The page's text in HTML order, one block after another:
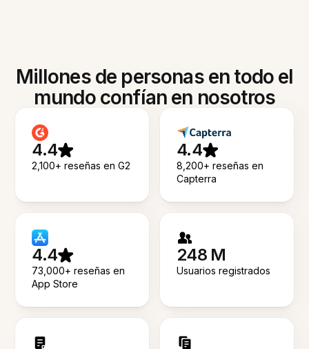
Millones de personas en todo el
mundo confían en nosotros
4.4
2,100+ reseñas en G2
4.4
8,200+ reseñas en
Capterra
4.4
73,000+ reseñas en
App Store
248 M
Usuarios registrados